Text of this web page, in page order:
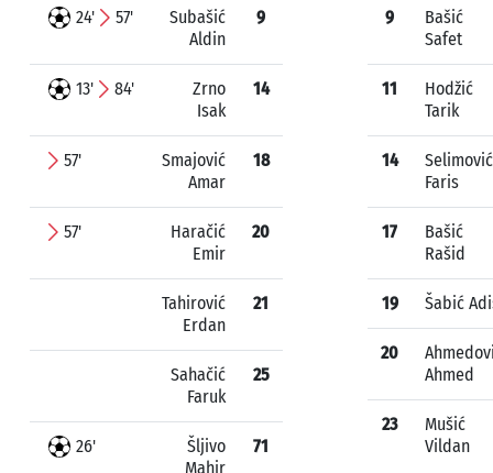
24' 57'
Subašić
Aldin
9
13' 84'
Zrno
Isak
14
57'
Smajović
Amar
18
57'
Haračić
Emir
20
Tahirović
Erdan
21
Sahačić
Faruk
25
26'
Šljivo
Mahir
71
9
Bašić
Safet
11
Hodžić
Tarik
14
Selimović
Faris
17
Bašić
Rašid
19 Šabić
20
Ahmed
23
Mušić
Vildan